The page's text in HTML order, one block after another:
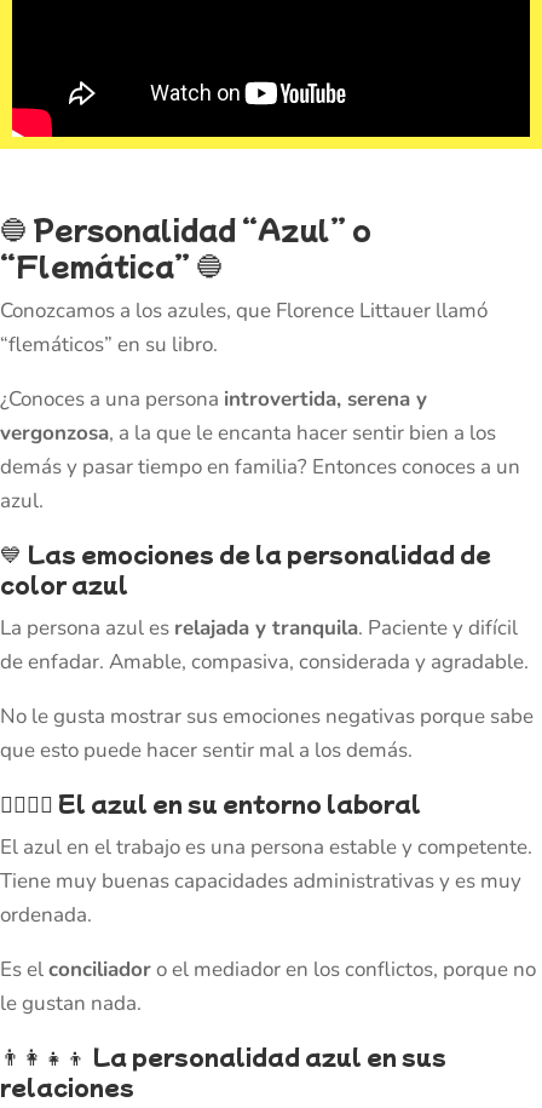
🔵 Personalidad “Azul” o
“Flemática” 🔵
Conozcamos a los azules, que Florence Littauer llamó
“flemáticos” en su libro.
¿Conoces a una persona introvertida, serena y
vergonzosa, a la que le encanta hacer sentir bien a los
demás y pasar tiempo en familia? Entonces conoces a un
azul.
💙 Las emociones de la personalidad de
color azul
La persona azul es relajada y tranquila. Paciente y difícil
de enfadar. Amable, compasiva, considerada y agradable.
No le gusta mostrar sus emociones negativas porque sabe
que esto puede hacer sentir mal a los demás.
👷‍♂️👷‍♀️ El azul en su entorno laboral
El azul en el trabajo es una persona estable y competente.
Tiene muy buenas capacidades administrativas y es muy
ordenada.
Es elconciliadoro el mediador en los conflictos, porque no
le gustan nada.
👨‍👩‍👧‍👦 La personalidad azul en sus
relaciones